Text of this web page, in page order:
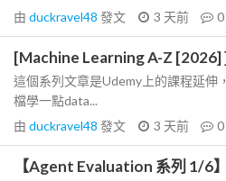
由 duckravel48 發文 3 天前 0
[Machine Learning A-Z [2026]
這個系列文章是Udemy上的課程延伸
檔學一點data...
由 duckravel48 發文 3 天前 0
【Agent Evaluation 系列 1/6